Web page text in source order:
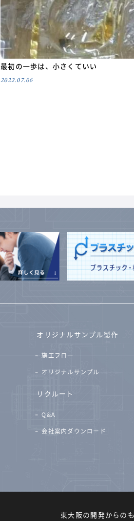
最初の一歩は、小さくていい
2022.07.06
オリジナルサンプル製作
施工フロー
オリジナルサンプル
リクルート
Q&A
会社案内ダウンロード
東大阪の開発からの